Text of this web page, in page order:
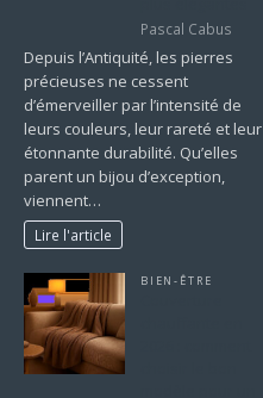
Pascal Cabus
Depuis l’Antiquité, les pierres
précieuses ne cessent
d’émerveiller par l’intensité de
leurs couleurs, leur rareté et leur
étonnante durabilité. Qu’elles
parent un bijou d’exception,
viennent…
Lire l'article
BIEN-ÊTRE